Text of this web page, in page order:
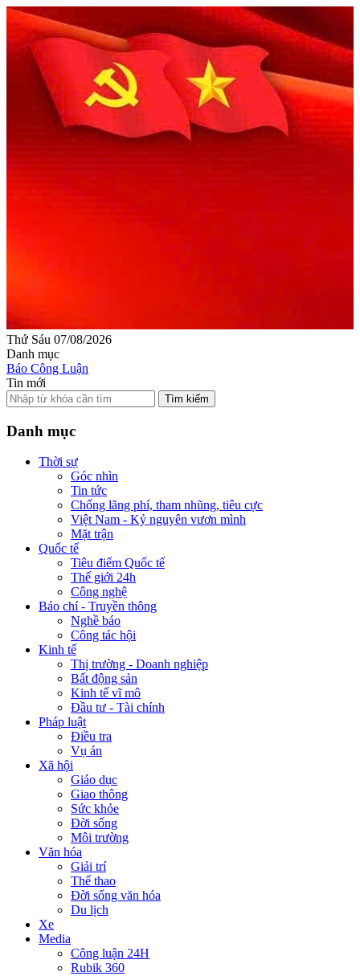
Thứ Sáu 07/08/2026
Danh mục
Báo Công Luận
Tin mới
Tìm kiếm
Danh mục
Thời sự
Góc nhìn
Tin tức
Chống lãng phí, tham nhũng, tiêu cực
Việt Nam - Kỷ nguyên vươn mình
Mặt trận
Quốc tế
Tiêu điểm Quốc tế
Thế giới 24h
Công nghệ
Báo chí - Truyền thông
Nghề báo
Công tác hội
Kinh tế
Thị trường - Doanh nghiệp
Bất động sản
Kinh tế vĩ mô
Đầu tư - Tài chính
Pháp luật
Điều tra
Vụ án
Xã hội
Giáo dục
Giao thông
Sức khỏe
Đời sống
Môi trường
Văn hóa
Giải trí
Thể thao
Đời sống văn hóa
Du lịch
Xe
Media
Công luận 24H
Rubik 360